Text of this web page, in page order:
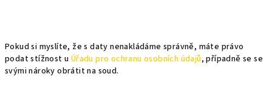
Pokud si myslíte, že s daty nenakládáme správně, máte právo
podat stížnost u Úřadu pro ochranu osobních údajů, případně se se
svými nároky obrátit na soud.